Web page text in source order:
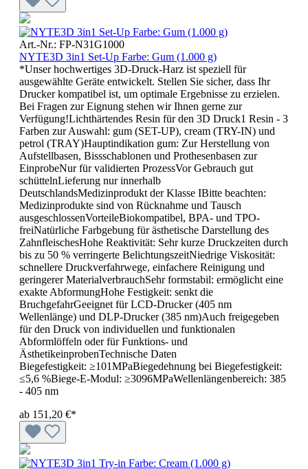
Art.-Nr.: FP-N31G1000
NYTE3D 3in1 Set-Up Farbe: Gum (1.000 g)
*Unser hochwertiges 3D-Druck-Harz ist speziell für
ausgewählte Geräte entwickelt. Stellen Sie sicher, dass Ihr
Drucker kompatibel ist, um optimale Ergebnisse zu erzielen.
Bei Fragen zur Eignung stehen wir Ihnen gerne zur
Verfügung!Lichthärtendes Resin für den 3D Druck1 Resin - 3
Farben zur Auswahl: gum (SET-UP), cream (TRY-IN) und
petrol (TRAY)Hauptindikation gum: Zur Herstellung von
Aufstellbasen, Bissschablonen und Prothesenbasen zur
EinprobeNur für validierten ProzessVor Gebrauch gut
schüttelnLieferung nur innerhalb
DeutschlandsMedizinprodukt der Klasse IBitte beachten:
Medizinprodukte sind von Rücknahme und Tausch
ausgeschlossenVorteileBiokompatibel, BPA- und TPO-
freiNatürliche Farbgebung für ästhetische Darstellung des
ZahnfleischesHohe Reaktivität: Sehr kurze Druckzeiten durch
bis zu 50 % verringerte BelichtungszeitNiedrige Viskosität:
schnellere Druckverfahrwege, einfachere Reinigung und
geringerer MaterialverbrauchSehr formstabil: ermöglicht eine
exakte AbformungHohe Festigkeit: senkt die
BruchgefahrGeeignet für LCD-Drucker (405 nm
Wellenlänge) und DLP-Drucker (385 nm)Auch freigegeben
für den Druck von individuellen und funktionalen
Abformlöffeln oder für Funktions- und
ÄsthetikeinprobenTechnische Daten
Biegefestigkeit: ≥101MPaBiegedehnung bei Biegefestigkeit:
≤5,6 %Biege-E-Modul: ≥3096MPaWellenlängenbereich: 385
- 405 nm
ab 151,20 €*